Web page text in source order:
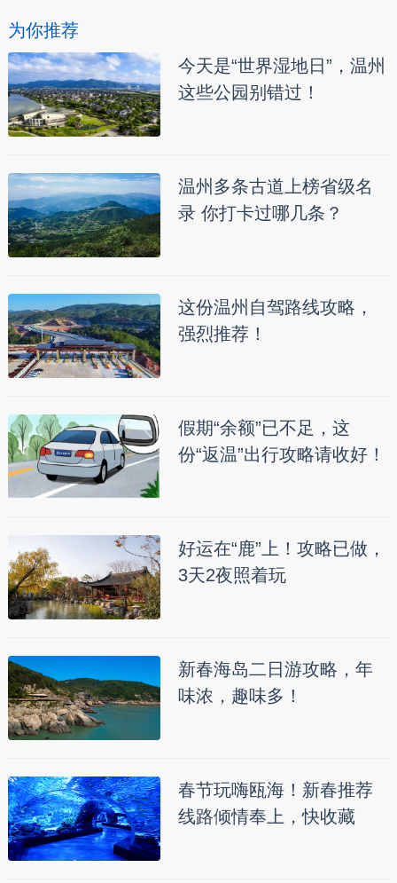
为你推荐
今天是“世界湿地日”，温州
这些公园别错过！
温州多条古道上榜省级名
录 你打卡过哪几条？
这份温州自驾路线攻略，
强烈推荐！
假期“余额”已不足，这
份“返温”出行攻略请收好！
好运在“鹿”上！攻略已做，
3天2夜照着玩
新春海岛二日游攻略，年
味浓，趣味多！
春节玩嗨瓯海！新春推荐
线路倾情奉上，快收藏